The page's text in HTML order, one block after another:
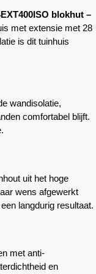
blokhut –
met extensie met 28
is dit tuinhuis
wandisolatie,
comfortabel blijft.
uit het hoge
wens afgewerkt
langdurig resultaat.
met anti-
en